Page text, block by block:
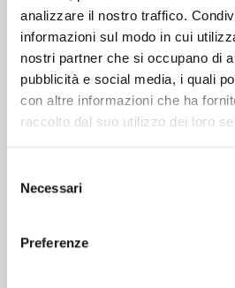
analizzare il nostro traffico.
informazioni sul modo in cui
nostri partner che si occupano di
pubblicità e social media, i quali
con altre informazioni che ha
raccolto dal suo utilizzo dei loro
delNecessari
Preferenze